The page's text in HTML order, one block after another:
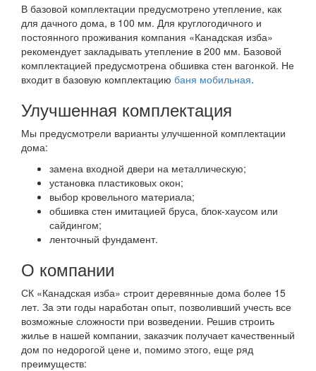
В базовой комплектации предусмотрено утепление, как
для дачного дома, в 100 мм. Для круглогодичного и
постоянного проживания компания «Канадская изба»
рекомендует закладывать утепление в 200 мм. Базовой
комплектацией предусмотрена обшивка стен вагонкой. Не
входит в базовую комплектацию баня мобильная.
Улучшенная комплектация
Мы предусмотрели варианты улучшенной комплектации
дома:
замена входной двери на металлическую;
установка пластиковых окон;
выбор кровельного материала;
обшивка стен имитацией бруса, блок-хаусом или
сайдингом;
ленточный фундамент.
О компании
СК «Канадская изба» строит деревянные дома более 15
лет. За эти годы наработан опыт, позволивший учесть все
возможные сложности при возведении. Решив строить
жилье в нашей компании, заказчик получает качественный
дом по недорогой цене и, помимо этого, еще ряд
преимуществ: